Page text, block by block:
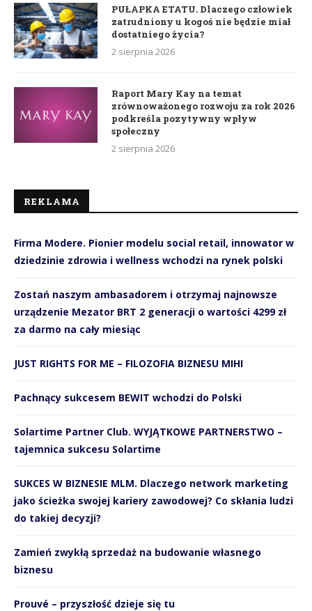
PUŁAPKA ETATU. Dlaczego człowiek
zatrudniony u kogoś nie będzie miał
dostatniego życia?
2 sierpnia 2026
Raport Mary Kay na temat
zrównoważonego rozwoju za rok 2026
podkreśla pozytywny wpływ
społeczny
2 sierpnia 2026
REKLAMA
Firma Modere. Pionier modelu social retail, innowator w
dziedzinie zdrowia i wellness wchodzi na rynek polski
Zostań naszym ambasadorem i otrzymaj najnowsze
urządzenie Mezator BRT 2 generacji o wartości 4299 zł
za darmo na cały miesiąc
JUST RIGHTS FOR ME – FILOZOFIA BIZNESU MIHI
Pachnący sukcesem BEWIT wchodzi do Polski
Solartime Partner Club. WYJĄTKOWE PARTNERSTWO –
tajemnica sukcesu Solartime
SUKCES W BIZNESIE MLM. Dlaczego network marketing
jako ścieżka swojej kariery zawodowej? Co skłania ludzi
do takiej decyzji?
Zamień zwykłą sprzedaż na budowanie własnego
biznesu
Prouvé – przyszłość dzieje się tu